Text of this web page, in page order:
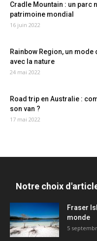
Cradle Mountain : un parc
patrimoine mondial
16 juin 2022
Rainbow Region, un mode
avec la nature
24 mai 2022
Road trip en Australie :
son van ?
17 mai 2022
Notre choix
Fraser
monde
5